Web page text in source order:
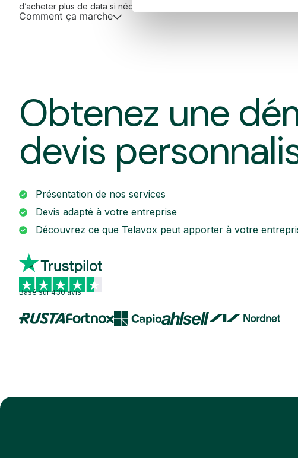
d’acheter plus de data si nécessaire.
Comment ça marche
Obtenez une
devis
Présentation de nos services
Devis adapté à votre entreprise
Découvrez ce que Telavox peut apporter à votre
Basé sur 430 avis